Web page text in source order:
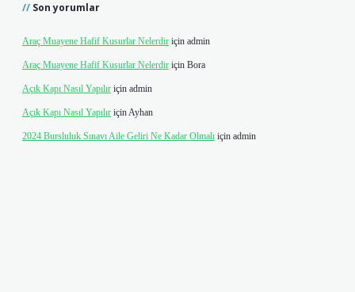
Son yorumlar
Araç Muayene Hafif Kusurlar Nelerdir için admin
Araç Muayene Hafif Kusurlar Nelerdir için Bora
Açık Kapı Nasıl Yapılır için admin
Açık Kapı Nasıl Yapılır içinAyhan
2024 Bursluluk Sınavı Aile Geliri Ne Kadar Olmalı için admin